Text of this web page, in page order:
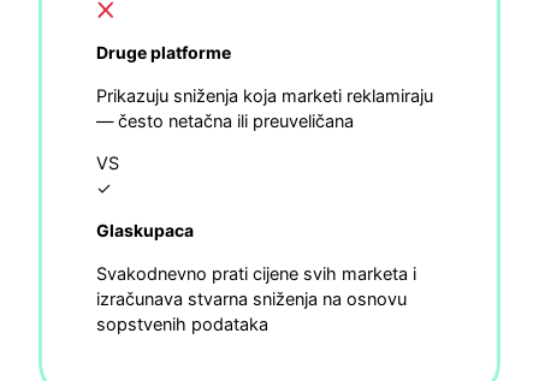
Druge platforme
Prikazuju sniženja koja marketi reklamiraju
— često netačna ili preuveličana
VS
✓
Glaskupaca
Svakodnevno prati cijene svih marketa i
izračunava stvarna sniženja na osnovu
sopstvenih podataka